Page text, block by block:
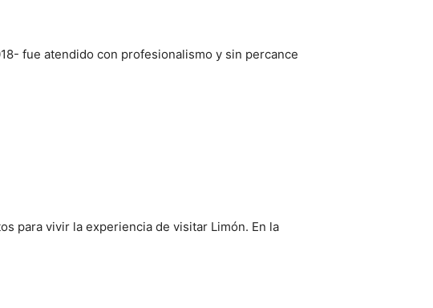
fue atendido con profesionalismo y sin percance
para vivir la experiencia de visitar Limón. En la